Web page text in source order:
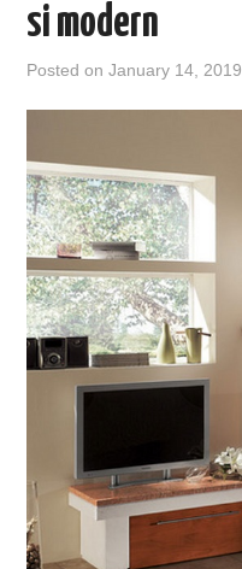
si modern
Posted onJanuary 14, 2019